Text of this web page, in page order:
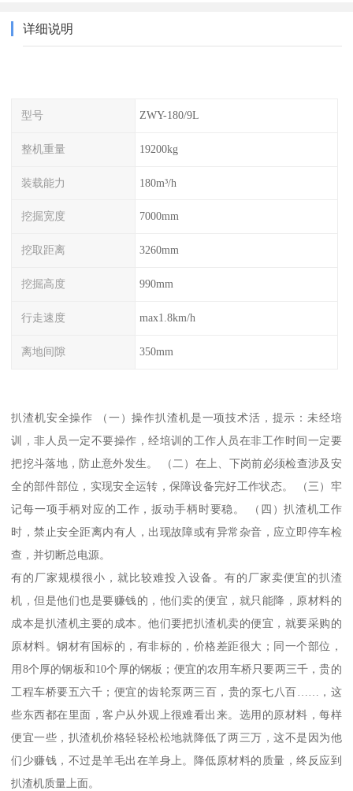
详细说明
型号 ZWY-180/9L
整机重量 19200kg
装载能力 180m³/h
挖掘宽度 7000mm
挖取距离 3260mm
挖掘高度 990mm
行走速度 max1.8km/h
离地间隙 350mm
扒渣机安全操作 （一）操作扒渣机是一项技术活，提示：未经培
训，非人员一定不要操作，经培训的工作人员在非工作时间一定要
把挖斗落地，防止意外发生。 （二）在上、下岗前必须检查涉及安
全的部件部位，实现安全运转，保障设备完好工作状态。 （三）牢
记每一项手柄对应的工作，扳动手柄时要稳。 （四）扒渣机工作
时，禁止安全距离内有人，出现故障或有异常杂音，应立即停车检
查，并切断总电源。
有的厂家规模很小，就比较难投入设备。有的厂家卖便宜的扒渣
机，但是他们也是要赚钱的，他们卖的便宜，就只能降，原材料的
成本是扒渣机主要的成本。他们要把扒渣机卖的便宜，就要采购的
原材料。钢材有国标的，有非标的，价格差距很大；同一个部位，
用8个厚的钢板和10个厚的钢板；便宜的农用车桥只要两三千，贵的
工程车桥要五六千；便宜的齿轮泵两三百，贵的泵七八百……，这
些东西都在里面，客户从外观上很难看出来。选用的原材料，每样
便宜一些，扒渣机价格轻轻松松地就降低了两三万，这不是因为他
们少赚钱，不过是羊毛出在羊身上。降低原材料的质量，终反应到
扒渣机质量上面。